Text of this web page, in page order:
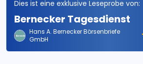
Dies ist eine exklusive Leseprobe von:
Bernecker Tagesdienst
Hans A. Bernecker Börsenbriefe
GmbH